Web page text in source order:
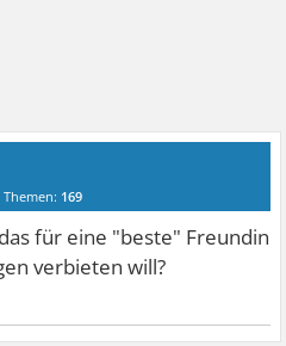
Themen: 169
für eine "beste" Freundin
verbieten will?